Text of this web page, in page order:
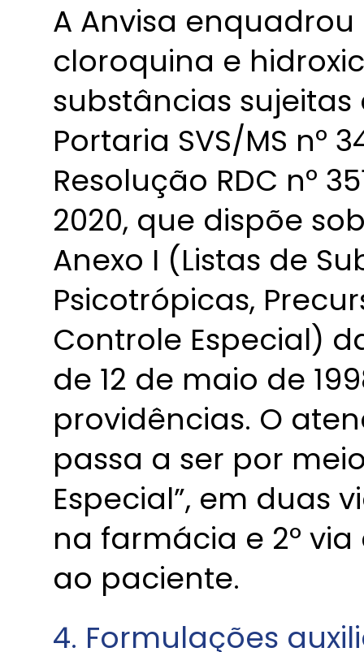
A Anvisa
cloroquina e
substâncias
Portaria SVS/MS nº
Resolução RDC nº
2020, que dispõe
Anexo I (Listas de
Psicotrópicas,
Controle Especial)
de 12 de maio de
providências. O
passa a ser por
Especial”, em duas
na farmácia e 2º
ao paciente.
4. Formulações